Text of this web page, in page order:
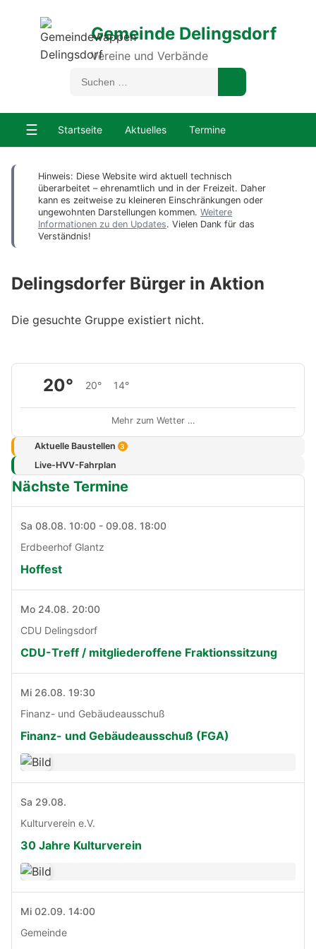
Gemeinde Delingsdorf
Vereine und Verbände
☰ Startseite Aktuelles Termine
Hinweis: Diese Website wird aktuell technisch
überarbeitet – ehrenamtlich und in der Freizeit. Daher
kann es zeitweise zu kleineren Einschränkungen oder
ungewohnten Darstellungen kommen. Weitere
Informationen zu den Updates. Vielen Dank für das
Verständnis!
Delingsdorfer Bürger in Aktion
Die gesuchte Gruppe existiert nicht.
20° 20° 14°
Mehr zum Wetter …
Aktuelle Baustellen 3
Live-HVV-Fahrplan
Nächste Termine
Sa 08.08. 10:00 - 09.08. 18:00
Erdbeerhof Glantz
Hoffest
Mo 24.08. 20:00
CDU Delingsdorf
CDU-Treff / mitgliederoffene Fraktionssitzung
Mi 26.08. 19:30
Finanz- und Gebäudeausschuß
Finanz- und Gebäudeausschuß (FGA)
Sa 29.08.
Kulturverein e.V.
30 Jahre Kulturverein
Mi 02.09. 14:00
Gemeinde